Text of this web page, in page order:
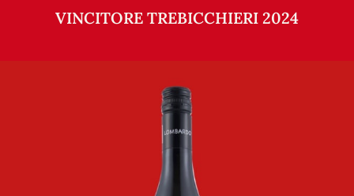
VINCITORE TREBICCHIERI 2024